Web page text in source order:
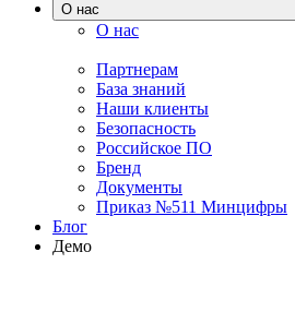
О нас
О нас
Партнерам
База знаний
Наши клиенты
Безопасность
Российское ПО
Бренд
Документы
Приказ №511 Минцифры
Блог
Демо